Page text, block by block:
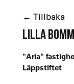
← Tillbaka
LILLA
"Aria"
Läppstiftet